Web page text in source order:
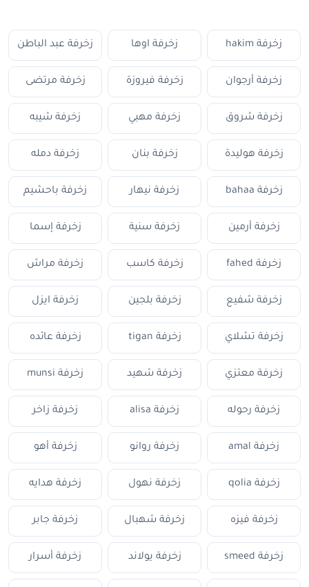
زخرفة hakim زخرفة اوها زخرفة عبد الباطن
زخرفة أرجوان زخرفة فيروزة زخرفة مرتضى
زخرفة شروق زخرفة مهبي زخرفة شيبه
زخرفة هوليدة زخرفة بنان زخرفة دمله
زخرفة bahaa زخرفة نيهار زخرفة باحشيم
زخرفة أرمين زخرفة سنية زخرفة إسما
زخرفة fahed زخرفة كاسب زخرفة مراش
زخرفة شفيع زخرفة بلجين زخرفة ايزل
زخرفة تشلاي زخرفة tigan زخرفة عائده
زخرفة معتزي زخرفة شهيد زخرفة munsi
زخرفة رحوله زخرفة alisa زخرفة زاخر
زخرفة amal زخرفة روانو زخرفة أهو
زخرفة qolia زخرفة نهول زخرفة هدايه
زخرفة فيزه زخرفة شهبال زخرفة جابر
زخرفة smeed زخرفة يولاند زخرفة أسرار